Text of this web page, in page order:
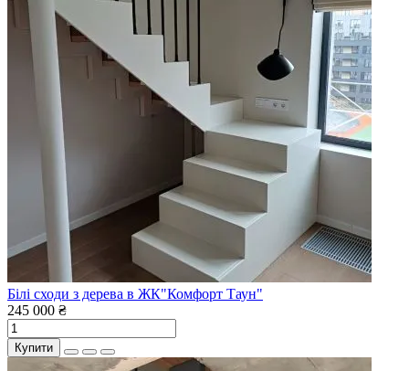
Білі сходи з дерева в ЖК"Комфорт Таун"
245 000 ₴
Купити